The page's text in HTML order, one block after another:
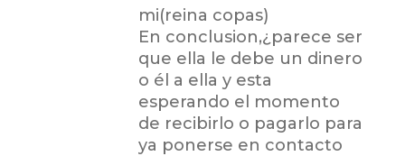
mi(reina copas)
En conclusion,¿parece ser
que ella le debe un dinero
o él a ella y esta
esperando el momento
de recibirlo o pagarlo para
ya ponerse en contacto